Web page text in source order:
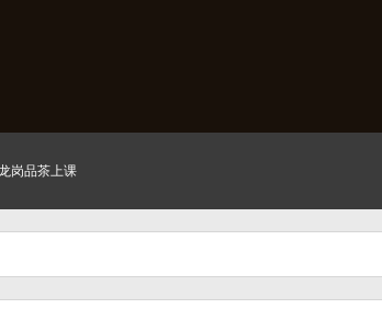
岗品茶上课